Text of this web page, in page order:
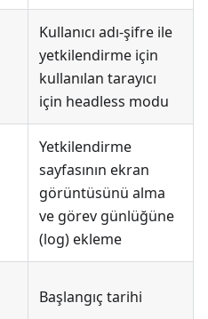
Kullanıcı adı-şifre ile
yetkilendirme için
kullanılan tarayıcı
için headless modu
Yetkilendirme
sayfasının ekran
görüntüsünü alma
ve görev günlüğüne
(log) ekleme
Başlangıç tarihi